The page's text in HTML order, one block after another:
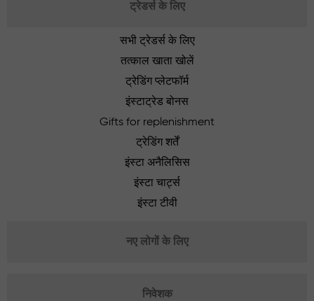
ट्रेडर्स के लिए
सभी ट्रेडर्स के लिए
तत्काल खाता खोलें
ट्रेडिंग प्लेटफॉर्म
इंस्टाट्रेड बोनस
Gifts for replenishment
ट्रेडिंग शर्तें
इंस्टा अनैलिसिस
इंस्टा चार्ट्स
इंस्टा टीवी
नए लोगों के लिए
निवेशक